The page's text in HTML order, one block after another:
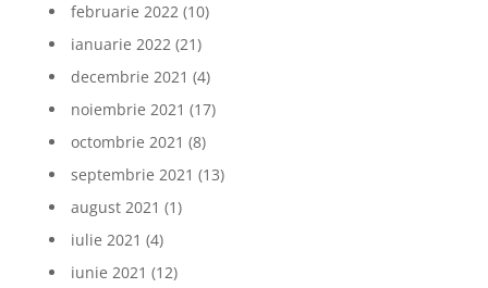
februarie 2022(10)
ianuarie 2022(21)
decembrie 2021 (4)
noiembrie 2021 (17)
octombrie 2021 (8)
septembrie 2021 (13)
august 2021 (1)
iulie 2021 (4)
iunie 2021 (12)